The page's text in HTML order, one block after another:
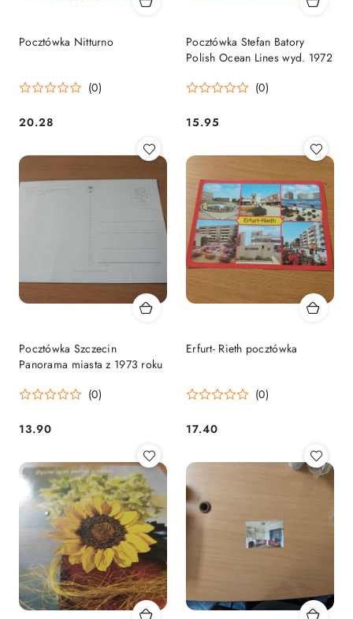
Pocztówka Nitturno
(0)
Cena:
20.28
Pocztówka Stefan Batory
Polish Ocean Lines wyd. 1972
(0)
Cena:
15.95
Pocztówka Szczecin
Panorama miasta z 1973 roku
(0)
Cena:
13.90
Erfurt- Rieth pocztówka
(0)
Cena:
17.40